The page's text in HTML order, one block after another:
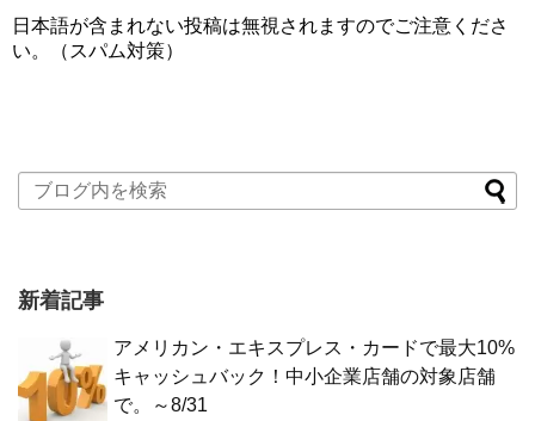
日本語が含まれない投稿は無視されますのでご注意くださ
い。（スパム対策）
新着記事
アメリカン・エキスプレス・カードで最大10%
キャッシュバック！中小企業店舗の対象店舗
で。～8/31